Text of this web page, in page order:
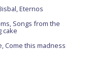
Eternos
Songs from the
cake
Come this madness